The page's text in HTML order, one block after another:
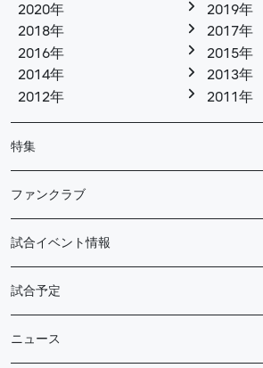
2020年
2019年
2018年
2017年
2016年
2015年
2014年
2013年
2012年
2011年
特集
ファンクラブ
試合イベント情報
試合予定
ニュース